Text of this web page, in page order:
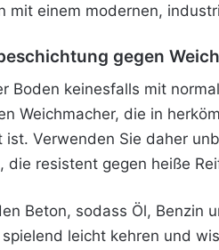
mit einem modernen,
gegen
Boden keinesfalls mit
Weichmacher, die in
ist. Verwenden Sie daher
resistent gegen heiße
Beton, sodass Öl,
leicht kehren und